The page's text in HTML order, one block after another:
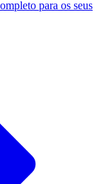
para os seus